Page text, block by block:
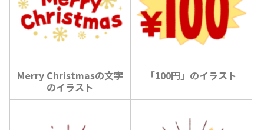
Merry Christmasの文字
のイラスト
「100円」のイラスト